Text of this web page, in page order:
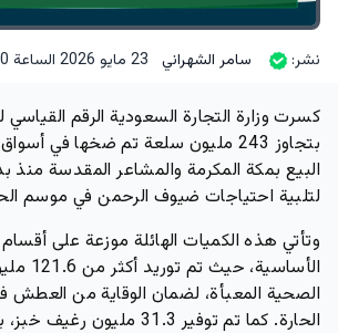
نشر: سامر الشهراني 23 مايو 2026 الساعة 12:40 صباحاً
كسرت وزارة التجارة السعودية الرقم القياسي
بتجاوز 243 مليون سلعة
تم ضخها في أسواق
البيع بمكة المكرمة والمشاعر المقدسة منذ
لتلبية احتياجات ضيوف الرحمن في موسم
وتأتي هذه الكميات الهائلة موزعة على
الصحية المعبأة، لضمان الوقاية من العطش